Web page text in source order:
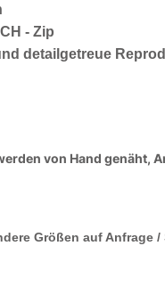
- Zip
detailgetreue
von Hand genäht,
Größen auf Anfrage